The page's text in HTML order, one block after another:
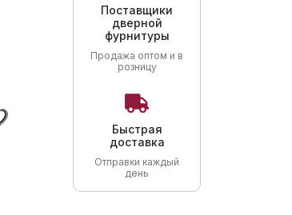
Поставщики
дверной
фурнитуры
Продажа оптом и в
розницу
Быстрая
доставка
Отправки каждый
день